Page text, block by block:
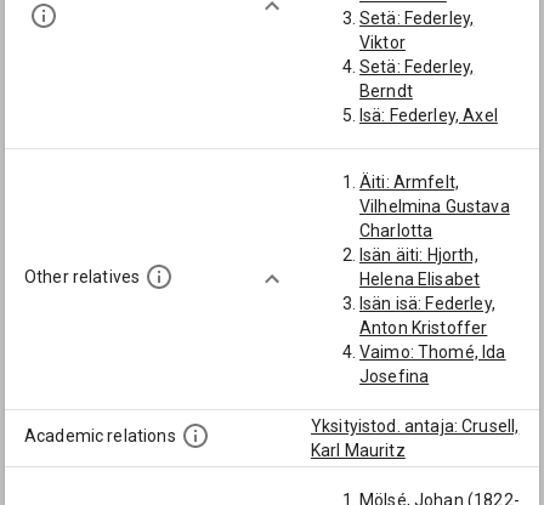
Setä: Federley,
Viktor
Setä: Federley,
Berndt
Isä: Federley, Axel
Berndt
Isosetä: Federley,
Johan Gustaf
Lanko: Thomé, Ernst
Johan Fredrik
Serkku: Federley,
Carl Berndt
Serkku: Federley,
Georg Gottfrid
Poika: Axel Torsten
Federley
Serkun poika:
Other relatives
Äiti: Armfelt,
Vilhelmina Gustava
Charlotta
Isän äiti: Hjorth,
Helena Elisabet
Isän isä: Federley,
Anton Kristoffer
Vaimo: Thomé, Ida
Josefina
Academic relations
Yksityistod. antaja: Crusell,
Karl Mauritz
Mölsé, Johan (1822-